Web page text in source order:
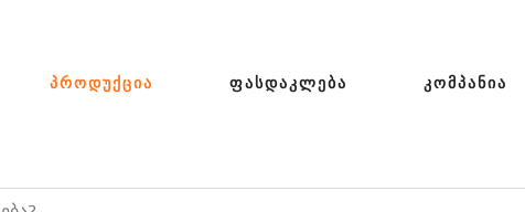
ᲞᲠᲝᲓᲣᲥᲪᲘᲐ ᲤᲐᲡᲓᲐᲙᲚᲔᲑᲐ ᲙᲝᲛᲞᲐᲜᲘᲐ